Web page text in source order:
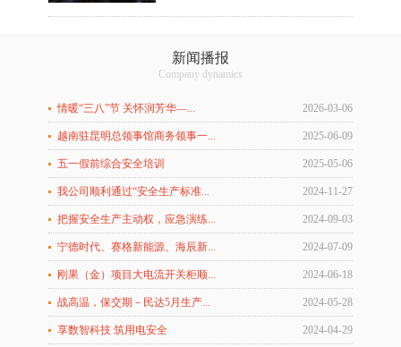
新闻播报
Company dynamics
情暖“三八”节 关怀润芳华—... 2026-03-06
越南驻昆明总领事馆商务领事一... 2025-06-09
五一假前综合安全培训 2025-05-06
我公司顺利通过“安全生产标准... 2024-11-27
把握安全生产主动权，应急演练... 2024-09-03
宁德时代、赛格新能源、海辰新... 2024-07-09
刚果（金）项目大电流开关柜顺... 2024-06-18
战高温，保交期－民达5月生产... 2024-05-28
享数智科技 筑用电安全 2024-04-29